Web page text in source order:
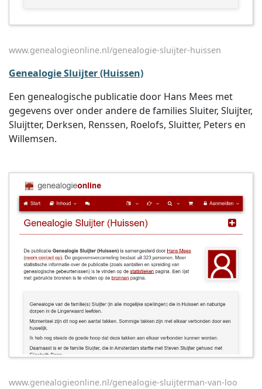
www.genealogieonline.nl/genealogie-sluijter-huissen
Genealogie Sluijter (Huissen)
Een genealogische publicatie door Hans Mees met
gegevens over onder andere de families Sluiter, Sluijter,
Sluijtter, Derksen, Renssen, Roelofs, Sluitter, Peters en
Willemsen.
www.genealogieonline.nl/genealogie-sluijterman-van-loo